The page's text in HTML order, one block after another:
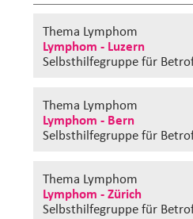
Thema Lymphom
Lymphom - Luzern
Selbsthilfegruppefür
Thema Lymphom
Lymphom - Bern
Selbsthilfegruppefür
Thema Lymphom
Lymphom - Zürich
Selbsthilfegruppefür